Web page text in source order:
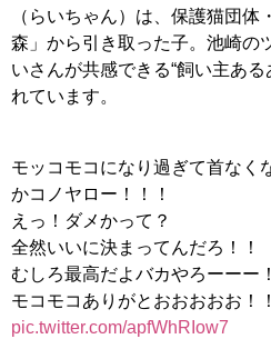
（らいちゃん）は、保護猫団体
森」から引き取った子。池崎の
いさんが共感できる“飼い主ある
れています。
モッコモコになり過ぎて首なく
かコノヤロー！！！
えっ！ダメかって？
全然いいに決まってんだろ！！
むしろ最高だよバカやろーーー
モコモコありがとおおおおお！
pic.twitter.com/apfWhRIow7